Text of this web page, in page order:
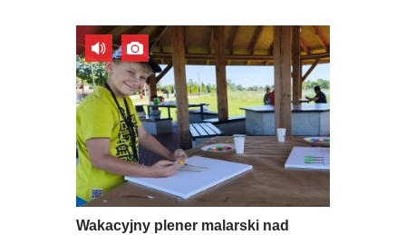
Wakacyjny plener malarski nad